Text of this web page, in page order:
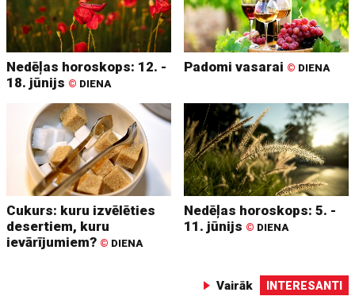
Nedēļas horoskops: 12. -
18. jūnijs © DIENA
Padomi vasarai © DIENA
Cukurs: kuru izvēlēties
desertiem, kuru
ievārījumiem? © DIENA
Nedēļas horoskops: 5. -
11. jūnijs © DIENA
Vairāk INTERESANTI